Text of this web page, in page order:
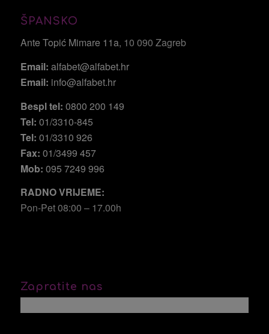
ŠPANSKO
Ante Topić Mimare 11a, 10 090 Zagreb
Email: alfabet@alfabet.hr
Email: info@alfabet.hr
Bespl tel: 0800 200 149
Tel: 01/3310-845
Tel: 01/3310 926
Fax: 01/3499 457
Mob: 095 7249 996
RADNO VRIJEME:
Pon-Pet 08:00 – 17.00h
Zapratite nas